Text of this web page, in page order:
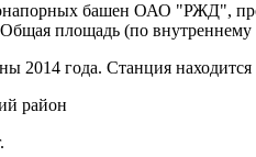
башен ОАО "РЖД",
площадь (по
2014 года. Станция
район